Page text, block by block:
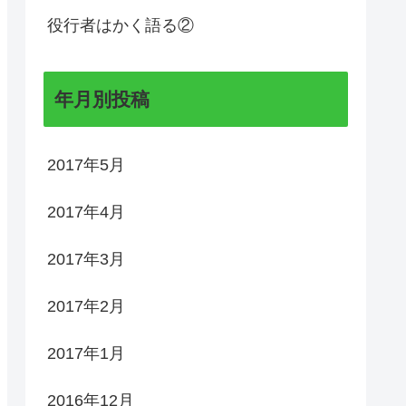
役行者はかく語る②
年月別投稿
2017年5月
2017年4月
2017年3月
2017年2月
2017年1月
2016年12月